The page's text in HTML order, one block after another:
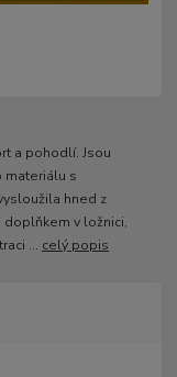
a pohodlí. Jsou
materiálu s
hned z
doplňkem v ložnici,
... celý popis